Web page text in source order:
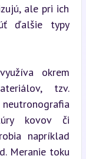
ale pri ich
ďalšie typy
okrem
tzv.
kovov či
napríklad
Meranie toku